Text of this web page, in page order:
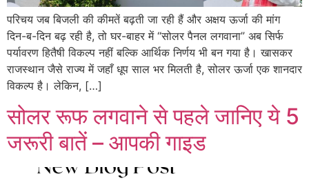
परिचय जब बिजली की कीमतें बढ़ती जा रही हैं और अक्षय ऊर्जा की मांग
दिन-ब-दिन बढ़ रही है, तो घर-बाहर में “सोलर पैनल लगवाना” अब सिर्फ
पर्यावरण हितैषी विकल्प नहीं बल्कि आर्थिक निर्णय भी बन गया है। खासकर
राजस्थान जैसे राज्य में जहाँ धूप साल भर मिलती है, सोलर ऊर्जा एक शानदार
विकल्प है। लेकिन, […]
सोलर रूफ लगवाने से पहले जानिए ये 5
जरूरी बातें – आपकी गाइड